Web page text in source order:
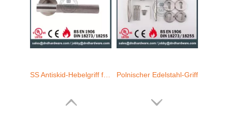
Polnischer Edelstahl-Griff